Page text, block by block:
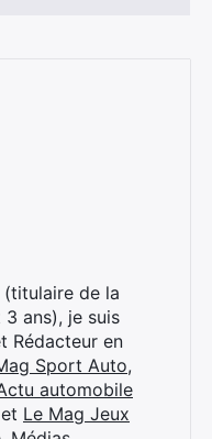
(titulaire de la
ans), je suis
Rédacteur en
Sport Auto,
automobile
et Le Mag Jeux